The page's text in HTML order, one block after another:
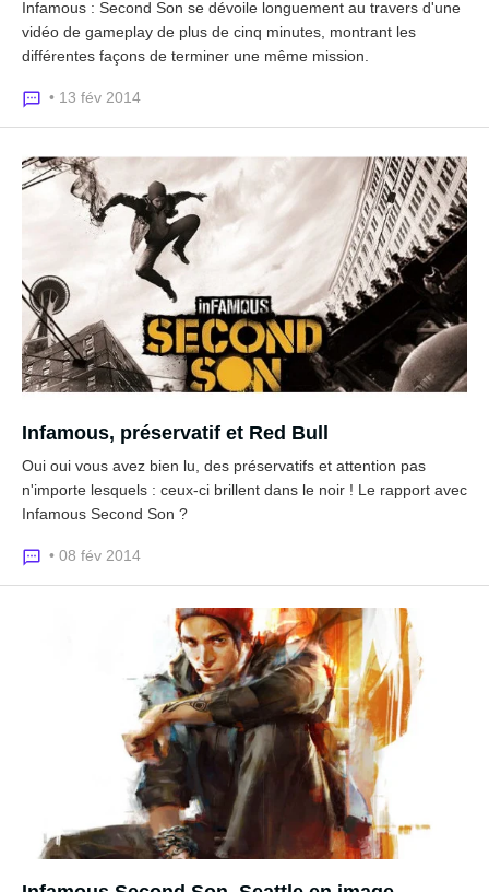
Infamous : Second Son se dévoile longuement au travers d'une
vidéo de gameplay de plus de cinq minutes, montrant les
différentes façons de terminer une même mission.
• 13 fév 2014
Infamous, préservatif et Red Bull
Oui oui vous avez bien lu, des préservatifs et attention pas
n'importe lesquels : ceux-ci brillent dans le noir ! Le rapport avec
Infamous Second Son ?
• 08 fév 2014